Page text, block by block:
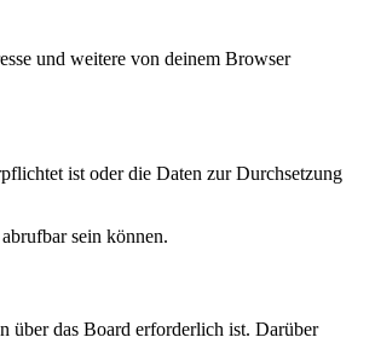
und weitere von deinem Browser
ist oder die Daten zur Durchsetzung
sein können.
über das Board erforderlich ist. Darüber